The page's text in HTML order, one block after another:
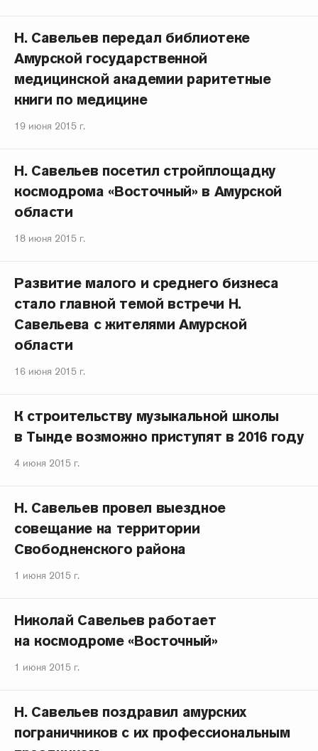
Н. Савельев передал библиотеке
Амурской государственной
медицинской академии раритетные
книги по медицине
19 июня 2015 г.
Н. Савельев посетил стройплощадку
космодрома «Восточный» в Амурской
области
18 июня 2015 г.
Развитие малого и среднего бизнеса
стало главной темой встречи Н.
Савельева с жителями Амурской
области
16 июня 2015 г.
К строительству музыкальной школы
в Тынде возможно приступят в 2016 году
4 июня 2015 г.
Н. Савельев провел выездное
совещание на территории
Свободненского района
1 июня 2015 г.
Николай Савельев работает
на космодроме «Восточный»
1 июня 2015 г.
Н. Савельев поздравил амурских
пограничников с их профессиональным